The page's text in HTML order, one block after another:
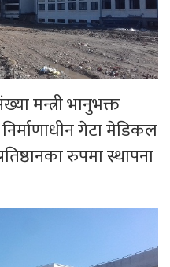
मन्त्री भानुभक्त
गेटा मेडिकल
रुपमा स्थापना